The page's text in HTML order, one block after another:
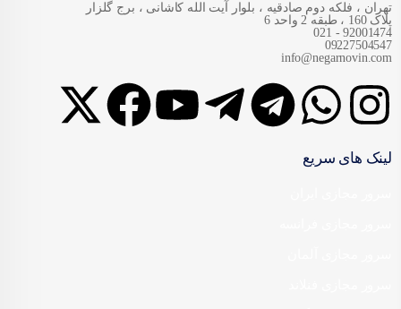
تهران ، فلکه دوم صادقیه ، بلوار آیت الله کاشانی ، برج گلزار
پلاک 160 ، طبقه 2 واحد 6
92001474 - 021
09227504547
info@negarnovin.com
لینک های سریع